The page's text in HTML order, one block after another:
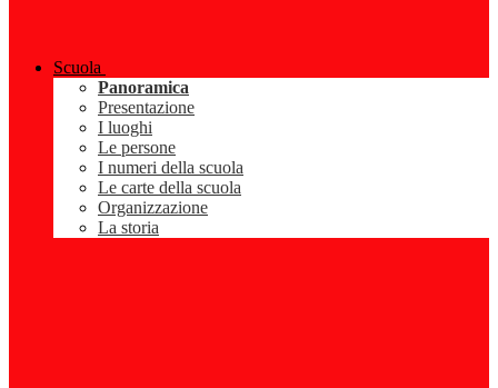
Scuola
Panoramica
Presentazione
I luoghi
Le persone
I numeri della scuola
Le carte della scuola
Organizzazione
La storia